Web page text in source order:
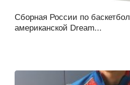
Сборная России по
американской Dream...